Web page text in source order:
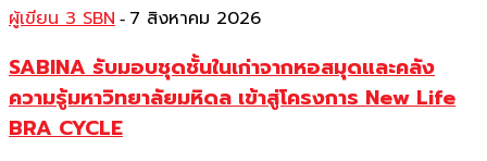
ผู้เขียน 3 SBN - 7 สิงหาคม 2026
SABINA รับมอบชุดชั้นในเก่าจากหอสมุดและคลัง
ความรู้มหาวิทยาลัยมหิดล เข้าสู่โครงการ New Life
BRA CYCLE